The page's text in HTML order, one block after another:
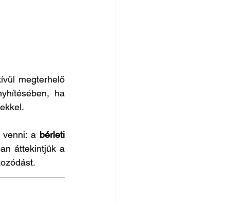
megterhelő
ha
venni: a bérleti
áttekintjük a